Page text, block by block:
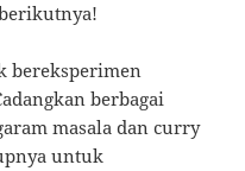
bereksperimen
berbagai
masala dan curry
untuk